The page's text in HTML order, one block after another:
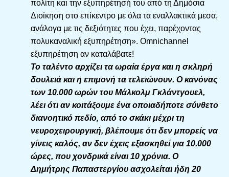
πολίτη και την εξυπηρέτησή του από τη Δημόσια
Διοίκηση στο επίκεντρο με όλα τα εναλλακτικά μεσα,
ανάλογα με τις δεξιότητες που έχει, παρέχοντας
πολυκαναλική εξυπηρέτηση». Omnichannel
εξυπηρέτηση αν καταλάβατε!
To ταλέντο αρχίζει τα ωραία έργα και η σκληρή
δουλειά και η επιμονή τα τελειώνουν. Ο κανόνας
των 10.000 ωρών του Μάλκολμ Γκλάντγουελ,
λέει ότι αν κοιτάξουμε ένα οποιαδήποτε σύνθετο
διανοητικό πεδίο, από το σκάκι μέχρι τη
νευροχειρουργική, βλέπουμε ότι δεν μπορείς να
γίνεις καλός, αν δεν έχεις εξασκηθεί για 10.000
ώρες, που χονδρικά είναι 10 χρόνια. Ο
Δημήτρης Παπαστεργίου ασχολείται ήδη 20